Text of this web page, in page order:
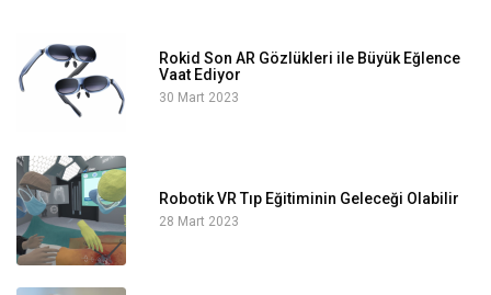
Rokid Son AR Gözlükleri ile Büyük Eğlence
Vaat Ediyor
30 Mart 2023
Robotik VR Tıp Eğitiminin Geleceği Olabilir
28 Mart 2023